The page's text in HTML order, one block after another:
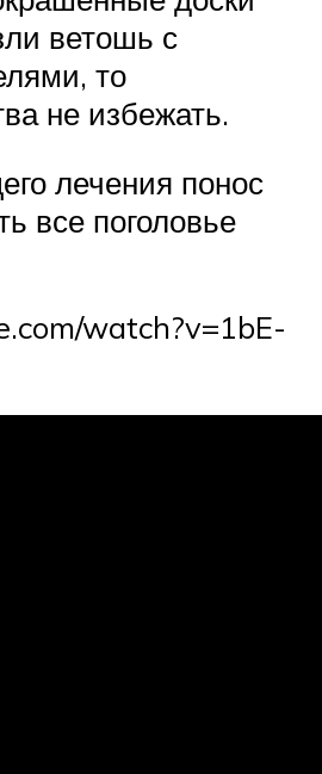
ветошь с
то
не избежать.
лечения понос
все поголовье
watch?v=1bE-